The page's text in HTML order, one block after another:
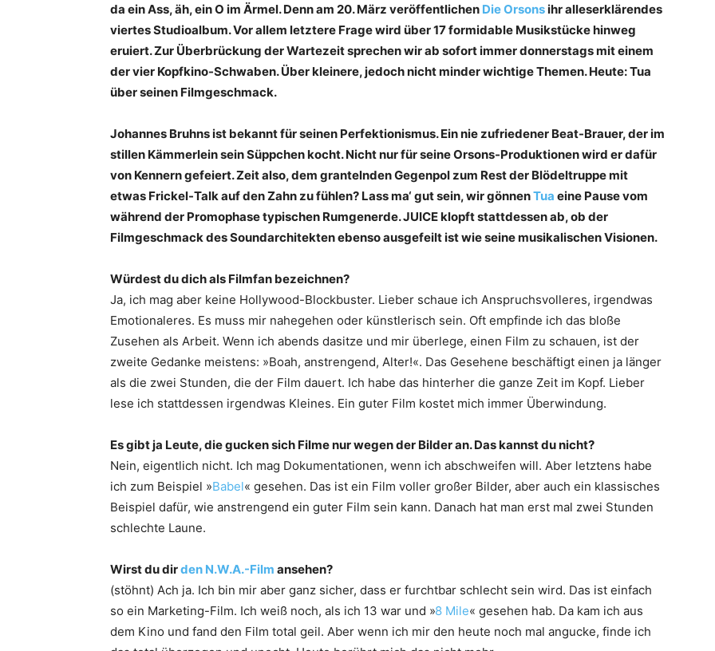
da ein Ass, äh, ein O im Ärmel. Denn am 20. März veröffentlichen Die Orsonsihr alleserklärendes
viertes Studioalbum. Vor allem letztere Frage wird über 17 formidable Musikstücke hinweg
eruiert. Zur Überbrückung der Wartezeit sprechen wir ab sofort immer donnerstags mit einem
der vier Kopfkino-Schwaben. Über kleinere, jedoch nicht minder wichtige Themen. Heute: Tua
über seinen Filmgeschmack.
Johannes Bruhns ist bekannt für seinen Perfektionismus. Ein nie zufriedener Beat-Brauer, der im
stillen Kämmerlein sein Süppchen kocht. Nicht nur für seine Orsons-Produktionen wird er dafür
von Kennern gefeiert. Zeit also, dem grantelnden Gegenpol zum Rest der Blödeltruppe mit
etwas Frickel-Talk auf den Zahn zu fühlen? Lass ma‘ gut sein, wir gönnenTua eine Pause vom
während der Promophase typischen Rumgenerde. JUICE klopft stattdessen ab, ob der
Filmgeschmack des Soundarchitekten ebenso ausgefeilt ist wie seine musikalischen Visionen.
Würdest du dich als Filmfan bezeichnen?
Ja, ich mag aber keine Hollywood-Blockbuster. Lieber schaue ich Anspruchsvolleres, irgendwas
Emotionaleres. Es muss mir nahegehen oder künstlerisch sein. Oft empfinde ich das bloße
Zusehen als Arbeit. Wenn ich abends dasitze und mir überlege, einen Film zu schauen, ist der
zweite Gedanke meistens: »Boah, anstrengend, Alter!«. Das Gesehene beschäftigt einen ja länger
als die zwei Stunden, die der Film dauert. Ich habe das hinterher die ganze Zeit im Kopf. Lieber
lese ich stattdessen irgendwas Kleines. Ein guter Film kostet mich immer Überwindung.
Es gibt ja Leute, die gucken sich Filme nur wegen der Bilder an. Das kannst du nicht?
Nein, eigentlich nicht. Ich mag Dokumentationen, wenn ich abschweifen will. Aber letztens habe
ich zum Beispiel »Babel« gesehen. Das ist ein Film voller großer Bilder, aber auch ein klassisches
Beispiel dafür, wie anstrengend ein guter Film sein kann. Danach hat man erst mal zwei Stunden
schlechte Laune.
Wirst du dirden N.W.A.-Film ansehen?
(stöhnt) Ach ja. Ich bin mir aber ganz sicher, dass er furchtbar schlecht sein wird. Das ist einfach
so ein Marketing-Film. Ich weiß noch, als ich 13 war und »8 Mile« gesehen hab. Da kam ich aus
dem Kino und fand den Film total geil. Aber wenn ich mir den heute noch mal angucke, finde ich